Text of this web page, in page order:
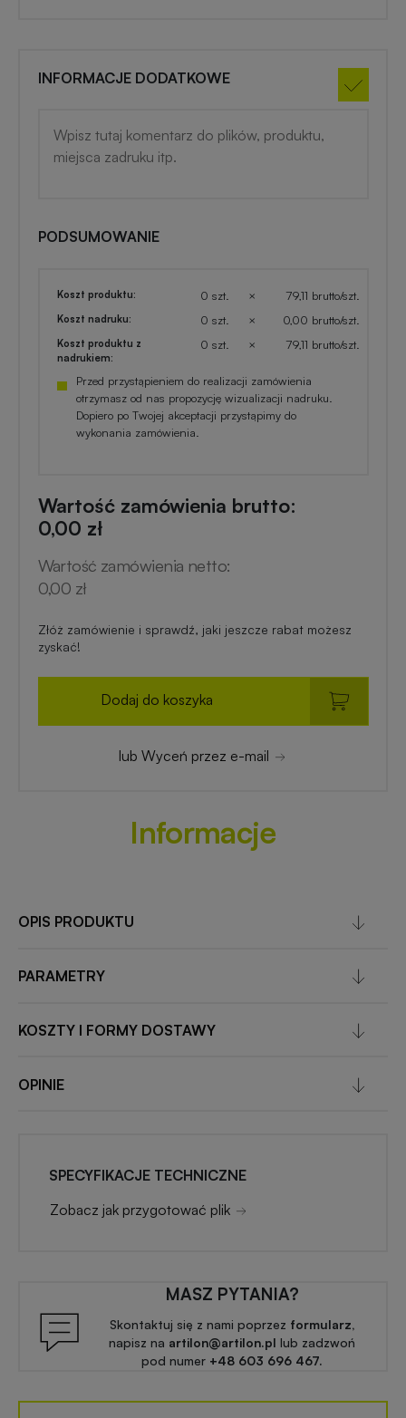
INFORMACJE DODATKOWE
PODSUMOWANIE
Koszt produktu: 0 szt. × 79,11 brutto/szt.
Koszt nadruku: 0 szt. × 0,00 brutto/szt.
Koszt produktu z
nadrukiem:
0 szt. × 79,11 brutto/szt.
Przed przystąpieniem do realizacji zamówienia
otrzymasz od nas propozycję wizualizacji nadruku.
Dopiero po Twojej akceptacji przystąpimy do
wykonania zamówienia.
Wartość zamówienia brutto:
0,00 zł
Wartość zamówienia netto:
0,00 zł
Złóż zamówienie i sprawdź, jaki jeszcze rabat możesz
zyskać!
Dodaj do koszyka
lub Wyceń przez e-mail
Informacje
OPIS PRODUKTU
PARAMETRY
KOSZTY I FORMY DOSTAWY
OPINIE
SPECYFIKACJE TECHNICZNE
Zobacz jak przygotować plik
MASZ PYTANIA?
Skontaktuj się z nami poprzez formularz,
napisz na artilon@artilon.pl lub zadzwoń
pod numer +48 603 696 467.